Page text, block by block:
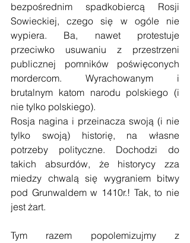
bezpośrednim spadkobiercą Rosji
Sowieckiej, czego się w ogóle nie
wypiera. Ba, nawet protestuje
przeciwko usuwaniu z przestrzeni
publicznej pomników poświęconych
mordercom. Wyrachowanym i
brutalnym katom narodu polskiego (i
nie tylko polskiego).
Rosja nagina i przeinacza swoją (i nie
tylko swoją) historię, na własne
potrzeby polityczne. Dochodzi do
takich absurdów, że historycy zza
miedzy chwalą się wygraniem bitwy
pod Grunwaldem w 1410r.! Tak, to nie
jest żart.
Tym razem popolemizujmy z